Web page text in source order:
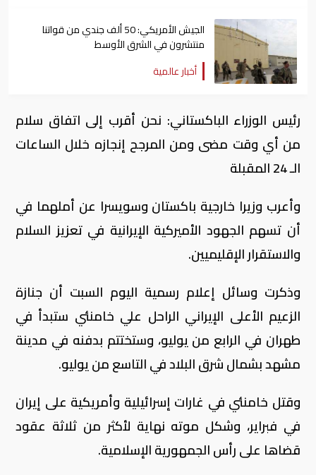
الجيش الأمريكي: 50 ألف جندي من قواتنا
منتشرون في الشرق الأوسط
أخبار عالمية
رئيس الوزراء الباكستاني: نحن أقرب إلى اتفاق سلام
من أي وقت مضى ومن المرجح إنجازه خلال الساعات
الـ 24 المقبلة
وأعرب وزيرا خارجية باكستان وسويسرا عن أملهما في
أن تسهم الجهود الأميركية الإيرانية في تعزيز السلام
والاستقرار الإقليميين.
وذكرت وسائل إعلام رسمية اليوم السبت أن جنازة
الزعيم الأعلى الإيراني الراحل علي ​خامنئي ستبدأ في
طهران في الرابع من يوليو، وستختتم ‌بدفنه في مدينة
مشهد بشمال شرق البلاد في التاسع من يوليو.
وقتل خامنئي في غارات إسرائيلية وأمريكية على إيران
في فبراير، ​وشكل موته نهاية لأكثر من ثلاثة عقود
قضاها ​على رأس الجمهورية الإسلامية.